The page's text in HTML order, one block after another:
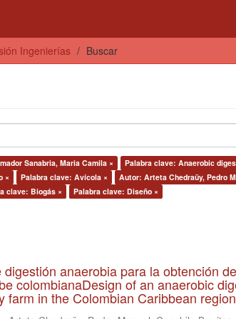
Ingenierías Buscar
Sanabria, Maria Camila × Palabra clave: Anaerobic
×
Palabra clave: Avícola × Autor: Arteta Chedraüy, Pedro
clave: Biogás × Palabra clave: Diseño ×
anaerobia para la obtención
colombianaDesign of an anaerobic
farm in the Colombian Caribbean region